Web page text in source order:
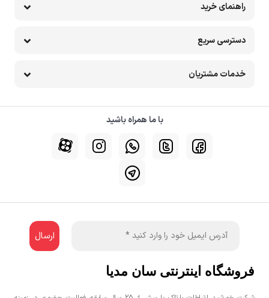
راهنمای خرید
دسترسی سریع
خدمات مشتریان
با ما همراه باشید
فروشگاه اینترنتی سان مدیا